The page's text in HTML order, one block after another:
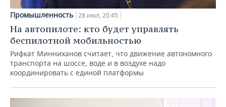
Промышленность 28 июл, 20:45
На автопилоте: кто будет управлять
беспилотной мобильностью
Рифкат Минниханов считает, что движение автономного
транспорта на шоссе, воде и в воздухе надо
координировать с единой платформы